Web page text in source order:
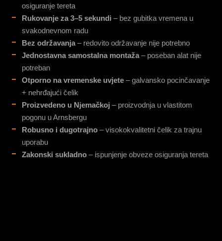
osiguranje tereta
Rukovanje za 3–5 sekundi – bez gubitka vremena u
svakodnevnom radu
Bez održavanja – redovito održavanje nije potrebno
Jednostavna samostalna montaža – poseban alat nije
potreban
Otporno na vremenske uvjete – galvansko pocinčavanje
+ nehrđajući čelik
Proizvedeno u Njemačkoj – proizvodnja u vlastitom
pogonu u Arnsbergu
Robusno i dugotrajno – visokokvalitetni čelik za trajnu
uporabu
Zakonski sukladno – ispunjenje obveze osiguranja tereta